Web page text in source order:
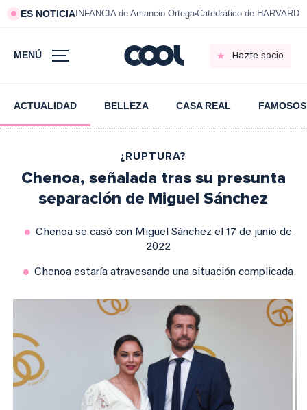
ES NOTICIA INFANCIA de Amancio Ortega Catedrático de HARVARD
MENÚ Hazte socio
ACTUALIDAD BELLEZA CASA REAL FAMOSOS
¿RUPTURA?
Chenoa, señalada tras su presunta
separación de Miguel Sánchez
Chenoa se casó con Miguel Sánchez el 17 de junio de
2022
Chenoa estaría atravesando una situación complicada